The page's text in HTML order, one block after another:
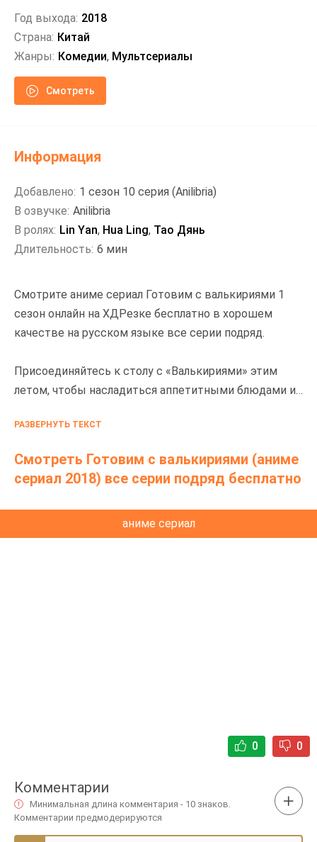
Год выхода: 2018
Страна: Китай
Жанры: Комедии, Мультсериалы
Смотреть
Смотрите аниме сериал Готовим с валькириями 1
сезон онлайн на ХДРезке бесплатно в хорошем
качестве на русском языке все серии подряд.
Присоединяйтесь к столу с «Валькириями» этим
летом, чтобы насладиться аппетитными блюдами и
РАЗВЕРНУТЬ ТЕКСТ
Смотреть Готовим с валькириями (аниме
сериал 2018) все серии подряд бесплатно
аниме сериал
0 0
Комментарии
Минимальная длина комментария - 10 знаков.
Комментарии предмодерируются
Информация
Добавлено: 1 сезон 10 серия (Anilibria)
В озвучке: Anilibria
В ролях: Lin Yan, Hua Ling, Тао Дянь
Длительность: 6 мин